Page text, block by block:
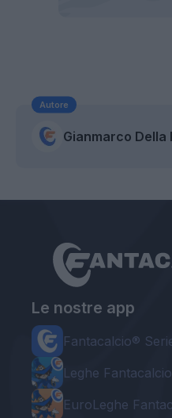
Autore
Gianmarco Della
Le nostre app
Fantacalcio®
Leghe
EuroLeghe